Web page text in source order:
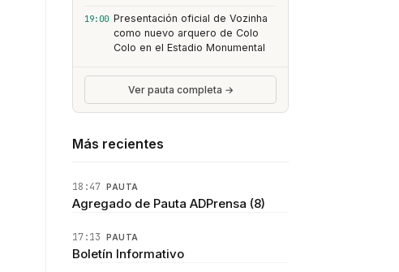
19:00 Presentación oficial de Vozinha
como nuevo arquero de Colo
Colo en el Estadio Monumental
Ver pauta completa →
Más recientes
18:47 PAUTA
Agregado de Pauta ADPrensa (8)
17:13 PAUTA
Boletín Informativo